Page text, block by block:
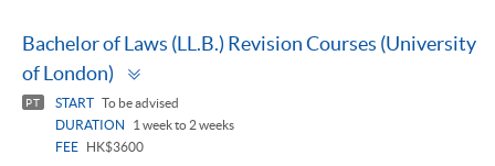
Bachelor of Laws (LL.B.) Revision Courses (University
of London)
PT START To be advised
DURATION
1 week to 2 weeks
FEE
HK$3600